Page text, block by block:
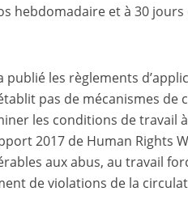
hebdomadaire et à 30 jours
publié les règlements
pas de mécanismes de
les conditions de travail
2017 de Human Rights
aux abus, au travail
de violations de la